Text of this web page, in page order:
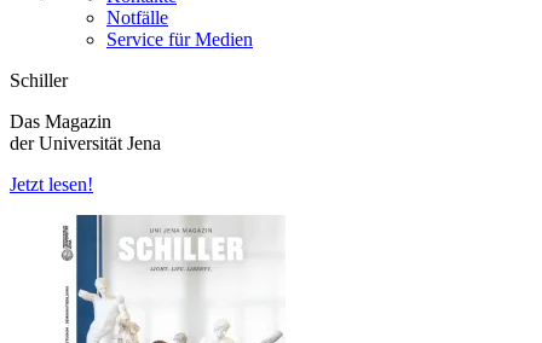
Notfälle
Service für Medien
Schiller
Das Magazin
der Universität Jena
Jetzt lesen!